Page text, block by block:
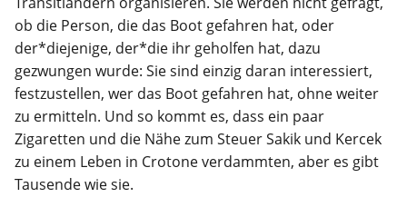
ob die Person, die das Boot gefahren hat, oder
der*diejenige, der*die ihr geholfen hat, dazu
gezwungen wurde: Sie sind einzig daran interessiert,
festzustellen, wer das Boot gefahren hat, ohne weiter
zu ermitteln. Und so kommt es, dass ein paar
Zigaretten und die Nähe zum Steuer Sakik und Kercek
zu einem Leben in Crotone verdammten, aber es gibt
Tausende wie sie.